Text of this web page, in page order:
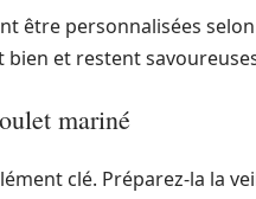
être personnalisées
bien et restent
mariné
clé. Préparez-la la